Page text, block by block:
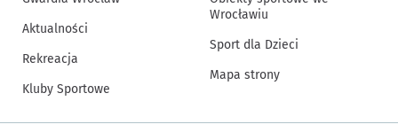
Aktualności
Rekreacja
Kluby Sportowe
Wrocławiu
Sport dla Dzieci
Mapa strony